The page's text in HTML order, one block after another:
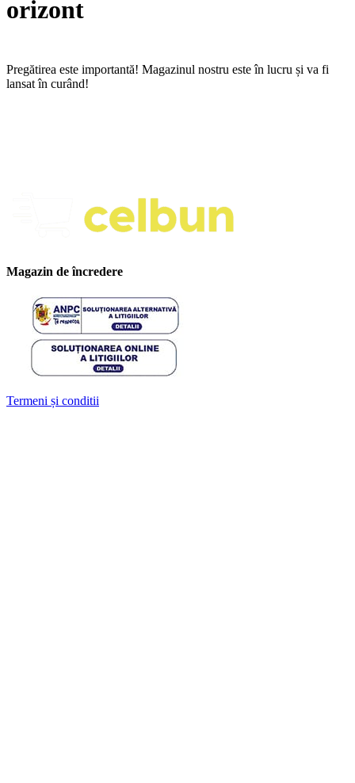
orizont
Pregătirea este importantă! Magazinul nostru este în lucru și va fi
lansat în curând!
Magazin de încredere
Termeni și conditii